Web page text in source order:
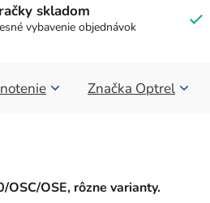
skladom
vybavenie objednávok
Značka Optrel
OSE, rôzne varianty.